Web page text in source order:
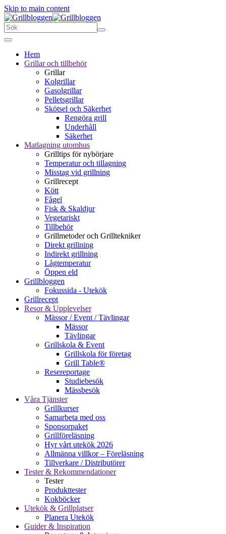
Skip to main content
Hem
Grillar och tillbehör
Grillar
Kolgrillar
Gasolgrillar
Pelletsgrillar
Skötsel och Säkerhet
Rengöra grill
Underhåll
Säkerhet
Matlagning utomhus
Grilltips för nybörjare
Temperatur och tillagning
Misstag vid grillning
Grillrecept
Kött
Fågel
Fisk & Skaldjur
Vegetariskt
Tillbehör
Grillmetoder och Grilltekniker
Direkt grillning
Indirekt grillning
Lågtemperatur
Öppen eld
Grillbloggen
Fokussida - Utekök
Grillrecept
Resor & Upplevelser
Mässor / Event / Tävlingar
Mässor
Tävlingar
Grillskola & Event
Grillskola för företag
Grill Table®
Resereportage
Studiebesök
Mässbesök
Våra Tjänster
Grillkurser
Samarbeta med oss
Sponsorpaket
Grillföreläsning
Hyr vårt utekök 2026
Allmänna villkor – Föreläsning
Tillverkare / Distributörer
Tester & Rekommendationer
Tester
Produkttester
Kokböcker
Utekök & Grillplatser
Planera Utekök
Guider & Inspiration